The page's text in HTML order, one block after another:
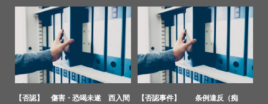
【否認】 傷害・恐喝未遂 西入間
【否認事件】 条例違反（痴